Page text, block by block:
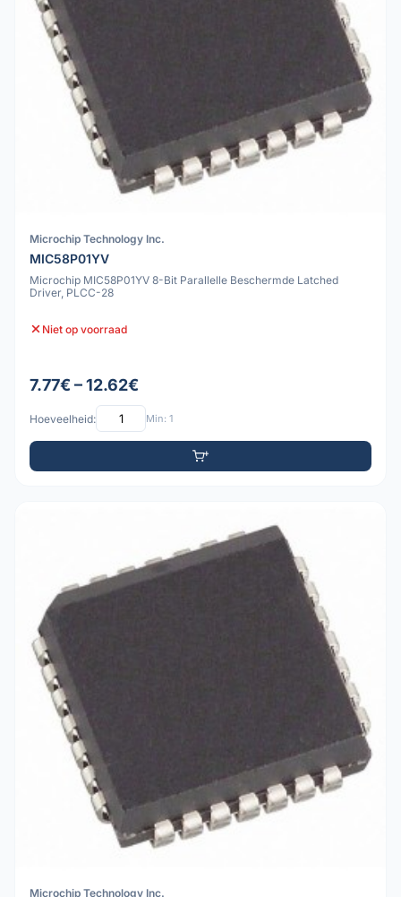
Microchip Technology Inc.
MIC58P01YV
Microchip MIC58P01YV 8-Bit Parallelle Beschermde Latched
Driver, PLCC-28
Niet op voorraad
7.77€ – 12.62€
Hoeveelheid: Min: 1
Microchip Technology Inc.